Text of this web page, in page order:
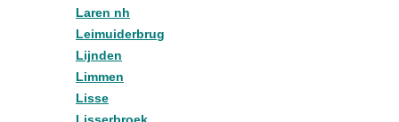
Laren nh
Leimuiderbrug
Lijnden
Limmen
Lisse